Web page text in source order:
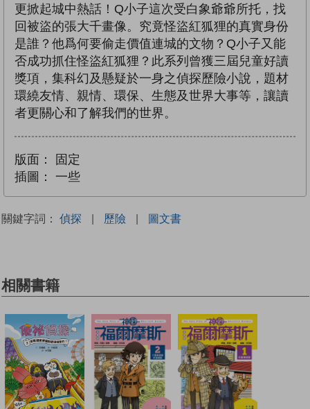
更掀起城中熱話！Q小子這次受白象爺爺所托，找
回被盜的張大千畫像。究竟怪盜紅狐狸的真實身份
是誰？他爲何要偷走價值連城的文物？Q小子又能
否成功抓住怪盜紅狐狸？此系列曾獲三屆兒童好讀
獎項，集科幻及懸疑於一身之偵探歷險小說，題材
環繞友情、親情、環保、生態及世界大事等，讓讀
者更關心和了解我們的世界。
版面：
固定
插圖：
一些
關鍵字詞： 偵探 | 歷險 | 圖文書
相關書籍